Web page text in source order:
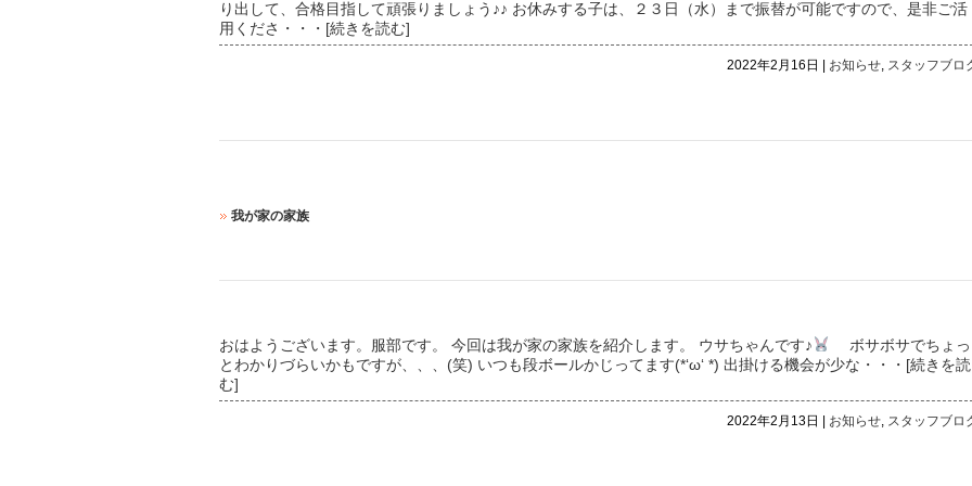
り出して、合格目指して頑張りましょう♪♪ お休みする子は、２３日（水）まで振替が可能ですので、是非ご活
用くださ ・・・[続きを読む]
2022年2月16日 | お知らせ, スタッフブロ
我が家の家族
おはようございます。服部です。 今回は我が家の家族を紹介します。 ウサちゃんです♪
ボサボサでちょっ
とわかりづらいかもですが、、、(笑) いつも段ボールかじってます(*‘ω‘ *) 出掛ける機会が少な ・・・[続きを読
む]
2022年2月13日 | お知らせ, スタッフブロ